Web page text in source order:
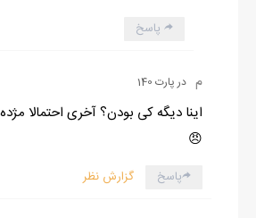
پاسخ
م در پارت 140
اینا دیگه کی بودن؟ آخری احتمالا
😠
پاسخ گزارش نظر